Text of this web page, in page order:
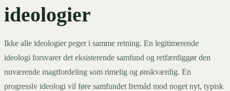
ideologier
Ikke alle ideologier peger i samme retning. En legitimerende
ideologi forsvarer det eksisterende samfund og retfærdiggør den
nuværende magtfordeling som rimelig og ønskværdig. En
progressiv ideologi vil føre samfundet fremåd mod noget nyt, typisk